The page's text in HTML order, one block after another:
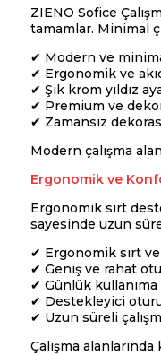
ZIENO Sofice
tamamlar. Minimal
✔ Modern ve
✔ Ergonomik ve
✔ Şık krom yıldız
✔ Premium ve
✔ Zamansız
Modern çalışma
Ergonomik ve
Ergonomik sırt
sayesinde uzun
✔ Ergonomik sırt
✔ Geniş ve rahat
✔ Günlük kullanıma
✔ Destekleyici
✔ Uzun süreli
Çalışma